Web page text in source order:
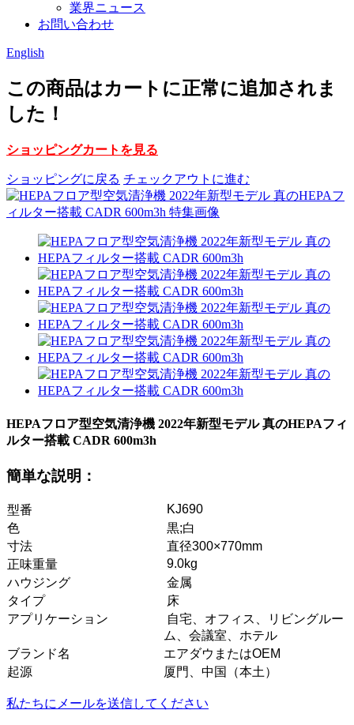
業界ニュース
お問い合わせ
English
この商品はカートに正常に追加されま
した！
ショッピングカートを見る
ショッピングに戻る チェックアウトに進む
HEPAフロア型空気清浄機 2022年新型モデル 真のHEPAフィ
ルター搭載 CADR 600m3h
簡単な説明：
型番
KJ690
色
黒;白
寸法
直径300×770mm
正味重量
9.0kg
ハウジング
金属
タイプ
床
アプリケーション
自宅、オフィス、リビングルー
ム、会議室、ホテル
ブランド名
エアダウまたはOEM
起源
厦門、 中国（本土）
私たちにメールを送信してください